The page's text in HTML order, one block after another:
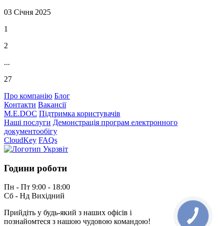
03 Січня 2025
1
2
...
27
Про компанію Блог
Контакти Вакансії
M.E.DOC Підтримка користувачів
Наші послуги Демонстрація програм електронного
документообігу
CloudKey FAQs
Години роботи
Пн - Пт 9:00 - 18:00
Сб - Нд Вихідний
Прийдіть у будь-який з наших офісів і
познайомтеся з нашою чудовою командою!